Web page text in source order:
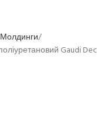
Молдинги
Gaudi